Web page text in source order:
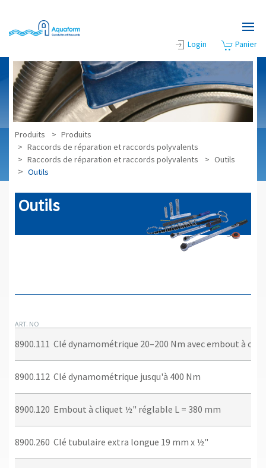
Accéder au contenu principal
Login Panier
Produits
Produits
Raccords de réparation et raccords polyvalents
Raccords de réparation et raccords polyvalents
Outils
Outils
Outils
ART. NO
8900.111 Clé dynamométrique 20–200 Nm avec embout à
8900.112 Clé dynamométrique jusqu'à 400 Nm
8900.120 Embout à cliquet ½" réglable L = 380 mm
8900.260 Clé tubulaire extra longue 19 mm x ½"